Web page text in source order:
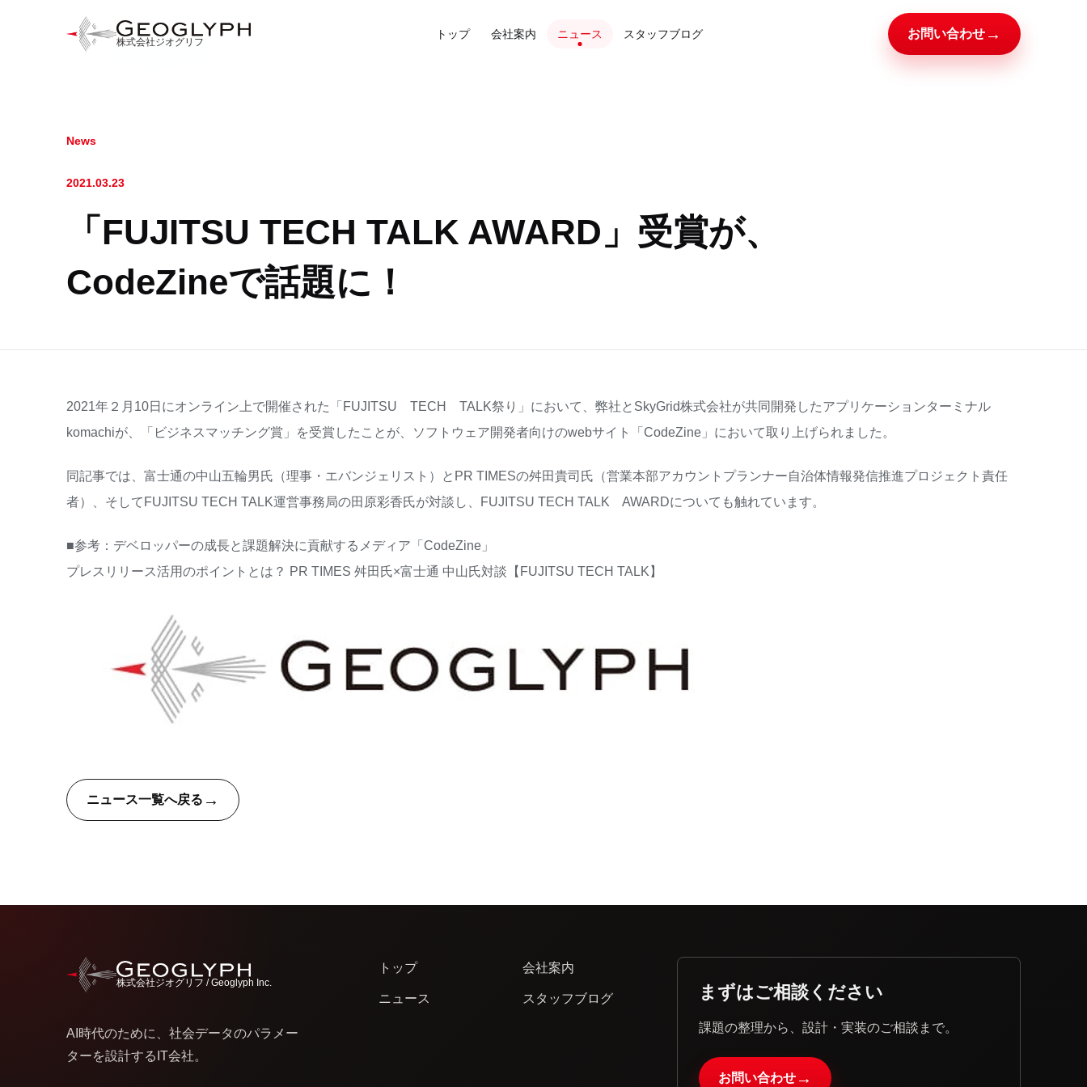
株式会社ジオグリフ
トップ 会社案内 ニュース スタッフブログ お問い合わせ →
News
2021.03.23
「FUJITSU TECH TALK AWARD」受賞が、
CodeZineで話題に！
2021年２月10日にオンライン上で開催された「FUJITSU TECH TALK祭り」において、弊社とSkyGrid株式会社が共同開発したアプリケーションターミナル
komachiが、「ビジネスマッチング賞」を受賞したことが、ソフトウェア開発者向けのwebサイト「CodeZine」において取り上げられました。
同記事では、富士通の中山五輪男氏（理事・エバンジェリスト）とPR TIMESの舛田貴司氏（営業本部アカウントプランナー自治体情報発信推進プロジェクト責任
者）、そしてFUJITSU TECH TALK運営事務局の田原彩香氏が対談し、FUJITSU TECH TALK AWARDについても触れています。
■参考：デベロッパーの成長と課題解決に貢献するメディア「CodeZine」
プレスリリース活用のポイントとは？ PR TIMES 舛田氏×富士通 中山氏対談【FUJITSU TECH TALK】
ニュース一覧へ戻る →
株式会社ジオグリフ / Geoglyph Inc.
AI時代のために、社会データのパラメー
ターを設計するIT会社。
トップ 会社案内
ニュース スタッフブログ まずはご相談ください
課題の整理から、設計・実装のご相談まで。
お問い合わせ →